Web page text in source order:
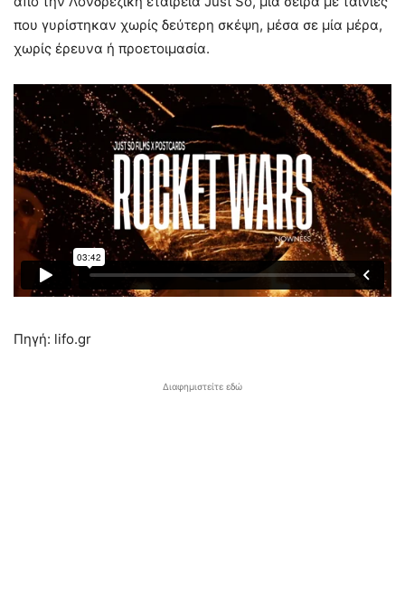
που γυρίστηκαν χωρίς δεύτερη σκέψη, μέσα σε μία μέρα,
χωρίς έρευνα ή προετοιμασία.
Πηγή: lifo.gr
Διαφημιστείτε εδώ